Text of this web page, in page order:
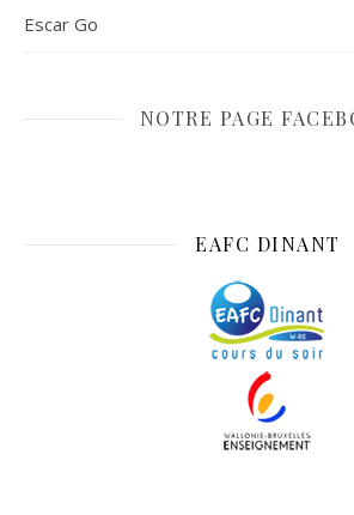
Escar Go
NOTRE PAGE
EAFC DINANT